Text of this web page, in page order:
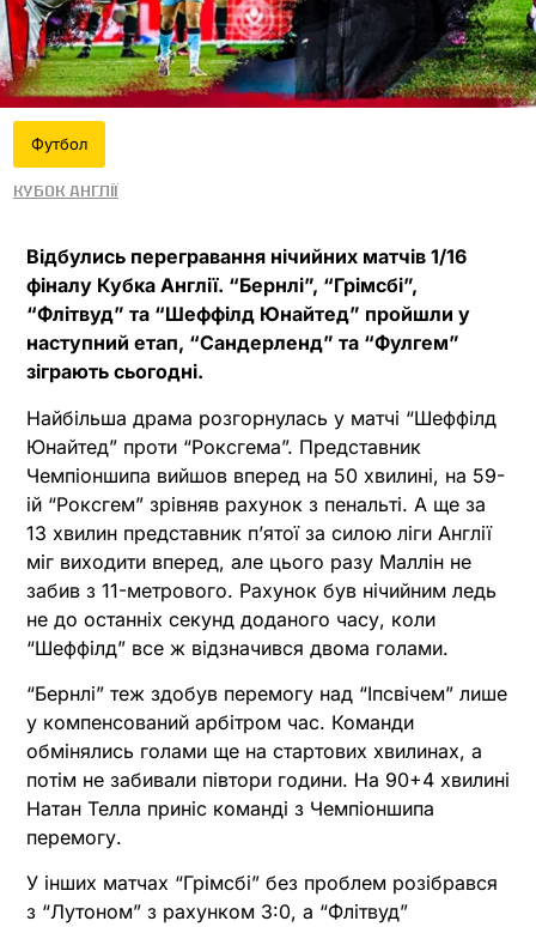
Футбол
Кубок Англії
Відбулись перегравання нічийних матчів 1/16
фіналу Кубка Англії. “Бернлі”, “Грімсбі”,
“Флітвуд” та “Шеффілд Юнайтед” пройшли у
наступний етап, “Сандерленд” та “Фулгем”
зіграють сьогодні.
Найбільша драма розгорнулась у матчі “Шеффілд
Юнайтед” проти “Роксгема”. Представник
Чемпіоншипа вийшов вперед на 50 хвилині, на 59-
ій “Роксгем” зрівняв рахунок з пенальті. А ще за
13 хвилин представник п’ятої за силою ліги Англії
міг виходити вперед, але цього разу Маллін не
забив з 11-метрового. Рахунок був нічийним ледь
не до останніх секунд доданого часу, коли
“Шеффілд” все ж відзначився двома голами.
“Бернлі” теж здобув перемогу над “Іпсвічем” лише
у компенсований арбітром час. Команди
обмінялись голами ще на стартових хвилинах, а
потім не забивали півтори години. На 90+4 хвилині
Натан Телла приніс команді з Чемпіоншипа
перемогу.
У інших матчах “Грімсбі” без проблем розібрався
з “Лутоном” з рахунком 3:0, а “Флітвуд”